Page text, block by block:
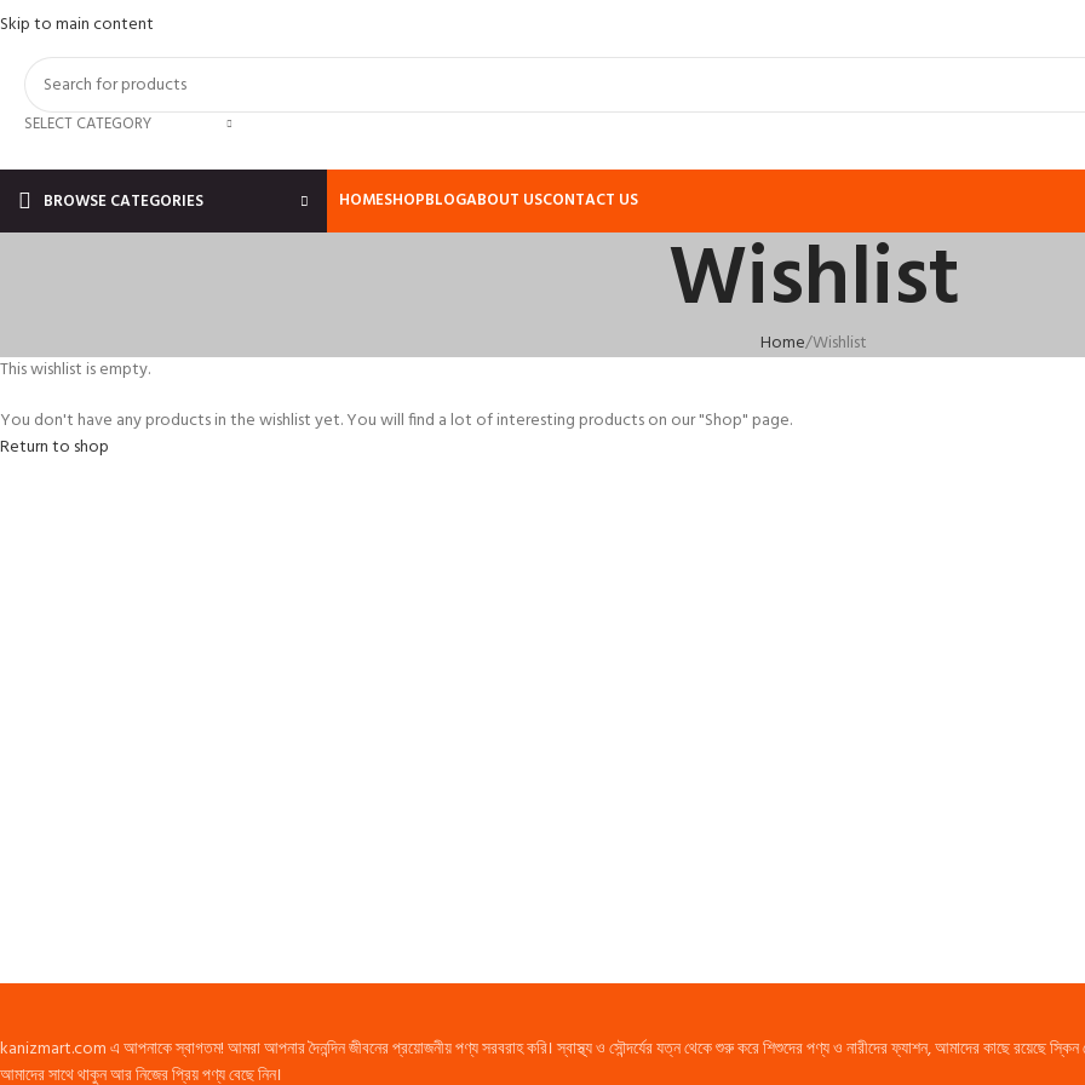
Skip to main content
SELECT CATEGORY
BROWSE CATEGORIES HOMESHOPBLOGABOUT USCONTACT US
Wishlist
Home Wishlist
This wishlist is empty.
You don't have any products in the wishlist yet. You will find a lot of interesting products on our "Shop" page.
Return to shop
kanizmart.com এ আপনাকে স্বাগতম! আমরা আপনার দৈনন্দিন জীবনের প্রয়োজনীয় পণ্য সরবরাহ করি। স্বাস্থ্য ও সৌন্দর্যের যত্ন থেকে শুরু করে শিশুদের পণ্য ও নারীদের ফ্যাশন, আমাদের কাছে রয়েছে
আমাদের সাথে থাকুন আর নিজের প্রিয় পণ্য বেছে নিন।